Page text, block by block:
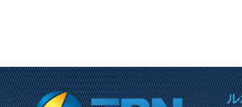
PREVIOUS REVIEW
ル